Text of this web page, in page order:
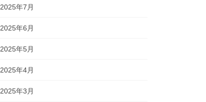
2025年7月
2025年6月
2025年5月
2025年4月
2025年3月